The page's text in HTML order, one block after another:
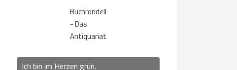
Buchrondell
- Das
Antiquariat
Ich bin im Herzen grün.